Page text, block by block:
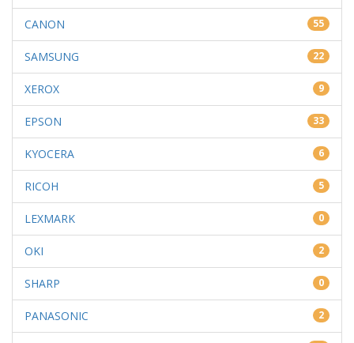
CANON 55
SAMSUNG 22
XEROX 9
EPSON 33
KYOCERA 6
RICOH 5
LEXMARK 0
OKI 2
SHARP 0
PANASONIC 2